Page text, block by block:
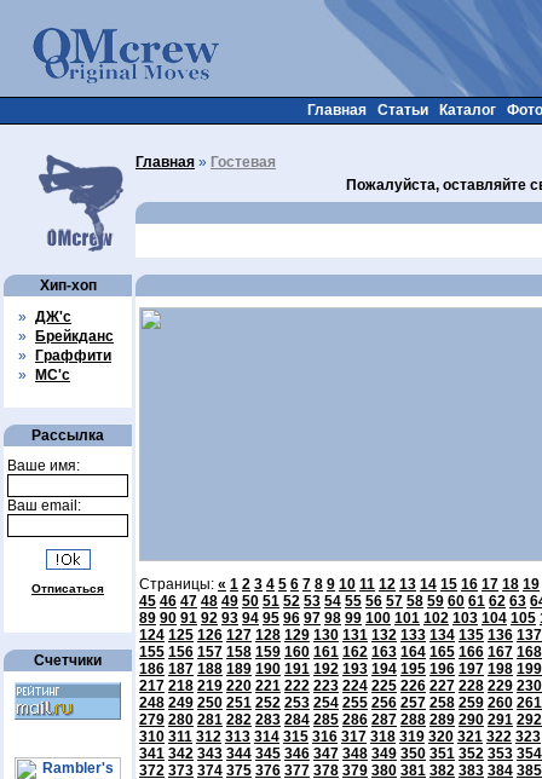
Хип-хоп
» ДЖ'с
»
Брейкданс
»
Граффити
»
МС'с
Рассылка
Ваше имя:
Ваш email:
Отписаться
Счетчики
Главная Статьи Каталог Фото
Главная » Гостевая
Пожалуйста, оставляйте
Страницы: « 1 2 3 4 5 6 7 8 9 10 11 12 13 14 15 16 17 18 19
45 46 47 48 49 50 51 52 53 54 55 56 57 58 59 60 61 62 63
89 90 91 92 93 94 95 96 97 98 99 100 101 102 103 104 105
124 125 126 127 128 129 130 131 132 133 134 135 136 137
155 156 157 158 159 160 161 162 163 164 165 166 167 168
186 187 188 189 190 191 192 193 194 195 196 197 198 199
217 218 219 220 221 222 223 224 225 226 227 228 229 230
248 249 250 251 252 253 254 255 256 257 258 259 260 261
279 280 281 282 283 284 285 286 287 288 289 290 291 292
310 311 312 313 314 315 316 317 318 319 320 321 322 323
341 342 343 344 345 346 347 348 349 350 351 352 353 354
372 373 374 375 376 377 378 379 380 381 382 383 384 385